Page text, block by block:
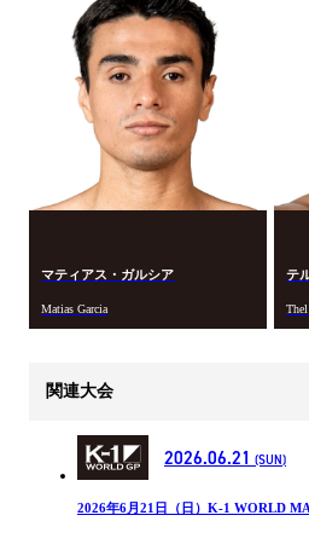
マティアス・ガルシア
Matias Garcia
テ
関連大会
2026.06.21 (SUN)
2026年6月21日（日）K-1 WORLD